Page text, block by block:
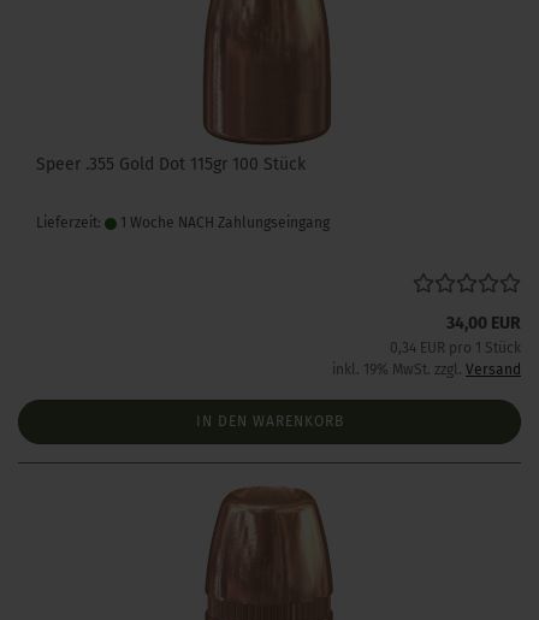
Speer .355 Gold Dot 115gr 100 Stück
Lieferzeit: 1 Woche NACH Zahlungseingang
34,00 EUR
0,34 EUR pro 1 Stück
inkl. 19% MwSt. zzgl. Versand
IN DEN WARENKORB